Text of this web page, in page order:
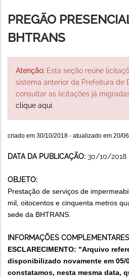
de
navegação
PREGÃO
BHTRANS
Atenção: Esta seção reúne
sistema anterior da Prefeitura de
consultar as licitações já
clique aqui.
criado em 30/10/2018 - atualizado em 20/
DATA DA PUBLICAÇÃO: 30/10/2018
OBJETO:
Prestação de serviços de
mil, oitocentos e cinquenta metros
sede da BHTRANS.
INFORMAÇÕES
ESCLARECIMENTO: "Arquivo
disponibilizado novamente em 05/
constatamos, nesta mesma data,